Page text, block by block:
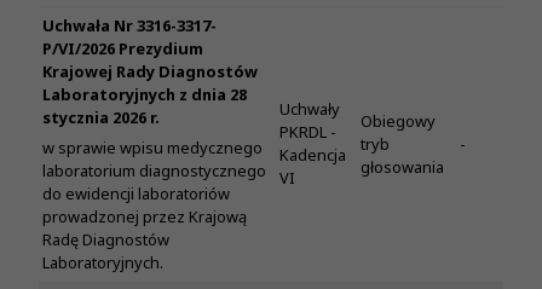
Uchwała Nr 3316-3317-
P/VI/2026 Prezydium
Krajowej Rady Diagnostów
Laboratoryjnych z dnia 28
stycznia 2026 r.
w sprawie wpisu medycznego
laboratorium diagnostycznego
do ewidencji laboratoriów
prowadzonej przez Krajową
Radę Diagnostów
Laboratoryjnych.
Uchwały
PKRDL -
Kadencja
VI
Obiegowy
tryb
głosowania
-